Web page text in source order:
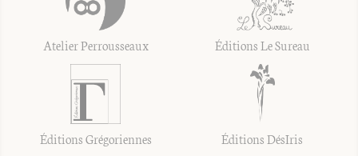
Atelier Perrousseaux Éditions Le Sureau
Éditions Grégoriennes Éditions DésIris